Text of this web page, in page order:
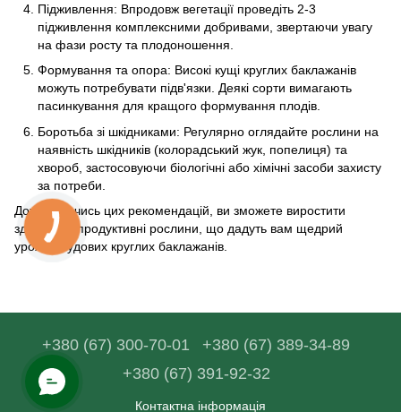
Підживлення: Впродовж вегетації проведіть 2-3
підживлення комплексними добривами, звертаючи увагу
на фази росту та плодоношення.
Формування та опора: Високі кущі круглих баклажанів
можуть потребувати підв'язки. Деякі сорти вимагають
пасинкування для кращого формування плодів.
Боротьба зі шкідниками: Регулярно оглядайте рослини на
наявність шкідників (колорадський жук, попелиця) та
хвороб, застосовуючи біологічні або хімічні засоби захисту
за потреби.
Дотримуючись цих рекомендацій, ви зможете виростити
здорові та продуктивні рослини, що дадуть вам щедрий
урожай чудових круглих баклажанів.
+380 (67) 300-70-01
+380 (67) 389-34-89
+380 (67) 391-92-32
Контактна інформація